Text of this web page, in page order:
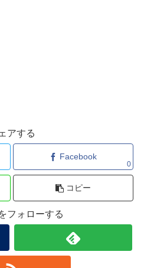
アする
Facebook
0
コピー
フォローする